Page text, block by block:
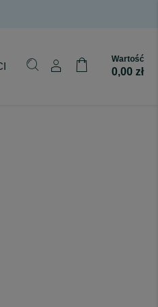
ZAMÓWIENIE
Wartość
0,00 zł